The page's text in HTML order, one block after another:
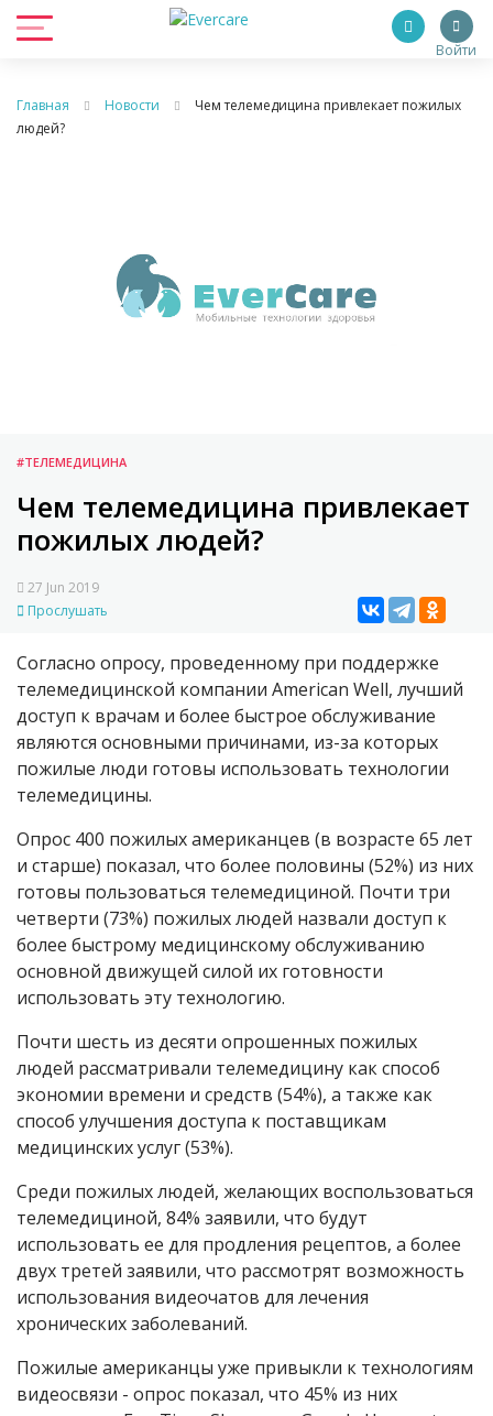
Войти
Главная Новости
Чем телемедицина привлекает пожилых
людей?
#ТЕЛЕМЕДИЦИНА
Чем телемедицина привлекает
пожилых людей?
27 Jun 2019
Прослушать
Согласно опросу, проведенному при поддержке
телемедицинской компании American Well, лучший
доступ к врачам и более быстрое обслуживание
являются основными причинами, из-за которых
пожилые люди готовы использовать технологии
телемедицины.
Опрос 400 пожилых американцев (в возрасте 65 лет
и старше) показал, что более половины (52%) из них
готовы пользоваться телемедициной. Почти три
четверти (73%) пожилых людей назвали доступ к
более быстрому медицинскому обслуживанию
основной движущей силой их готовности
использовать эту технологию.
Почти шесть из десяти опрошенных пожилых
людей рассматривали телемедицину как способ
экономии времени и средств (54%), а также как
способ улучшения доступа к поставщикам
медицинских услуг (53%).
Среди пожилых людей, желающих воспользоваться
телемедициной, 84% заявили, что будут
использовать ее для продления рецептов, а более
двух третей заявили, что рассмотрят возможность
использования видеочатов для лечения
хронических заболеваний.
Пожилые американцы уже привыкли к технологиям
видеосвязи - опрос показал, что 45% из них